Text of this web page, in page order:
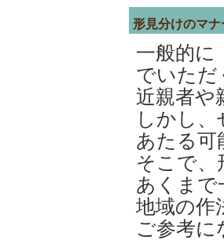
形見分けのマナ
一般的に
でいただ
近親者や
しかし
あたる可
そこで、
あくまで
地域の作
ご参考に